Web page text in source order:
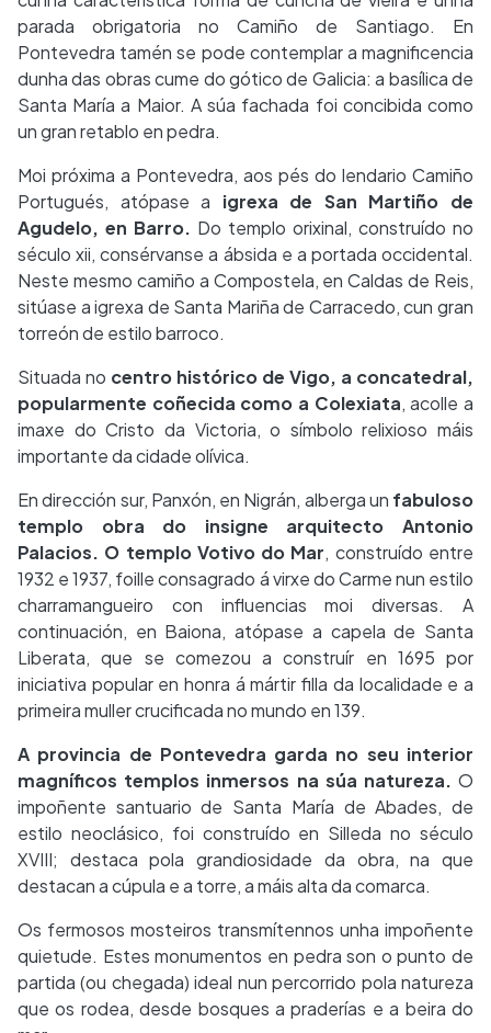
parada obrigatoria no Camiño de Santiago. En
Pontevedra tamén se pode contemplar a magnificencia
dunha das obras cume do gótico de Galicia: a basílica de
Santa María a Maior. A súa fachada foi concibida como
un gran retablo en pedra.
Moi próxima a Pontevedra, aos pés do lendario Camiño
Portugués, atópase a igrexa de San Martiño de
Agudelo, en Barro. Do templo orixinal, construído no
século xii, consérvanse a ábsida e a portada occidental.
Neste mesmo camiño a Compostela, en Caldas de Reis,
sitúase a igrexa de Santa Mariña de Carracedo, cun gran
torreón de estilo barroco.
Situada no centro histórico de Vigo, a concatedral,
popularmente coñecida como a Colexiata, acolle a
imaxe do Cristo da Victoria, o símbolo relixioso máis
importante da cidade olívica.
En dirección sur, Panxón, en Nigrán, alberga un fabuloso
templo obra do insigne arquitecto Antonio
Palacios. O templo Votivo do Mar, construído entre
1932 e 1937, foille consagrado á virxe do Carme nun estilo
charramangueiro con influencias moi diversas. A
continuación, en Baiona, atópase a capela de Santa
Liberata, que se comezou a construír en 1695 por
iniciativa popular en honra á mártir filla da localidade e a
primeira muller crucificada no mundo en 139.
A provincia de Pontevedra garda no seu interior
magníficos templos inmersos na súa natureza. O
impoñente santuario de Santa María de Abades, de
estilo neoclásico, foi construído en Silleda no século
XVIII; destaca pola grandiosidade da obra, na que
destacan a cúpula e a torre, a máis alta da comarca.
Os fermosos mosteiros transmítennos unha impoñente
quietude. Estes monumentos en pedra son o punto de
partida (ou chegada) ideal nun percorrido pola natureza
que os rodea, desde bosques a praderías e a beira do